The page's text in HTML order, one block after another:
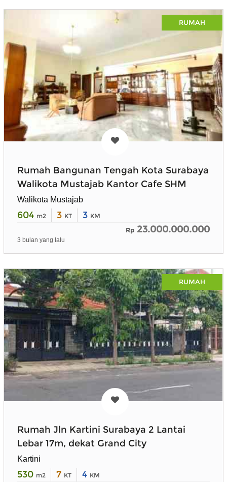
RUMAH
Rumah Bangunan Tengah Kota Surabaya
Walikota Mustajab Kantor Cafe SHM
Walikota Mustajab
604 m2 3 KT 3 KM
Rp 23.000.000.000
3 bulan yang lalu
RUMAH
Rumah Jln Kartini Surabaya 2 Lantai
Lebar 17m, dekat Grand City
Kartini
530 m2 7 KT 4 KM